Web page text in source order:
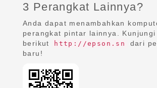
3 Perangkat Lainnya?
Anda dapat menambahkan
perangkat pintar lainnya.
berikut
http://epson.sn
dari
baru!